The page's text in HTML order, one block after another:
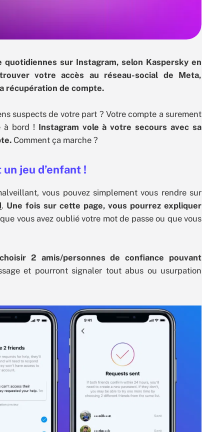
sur Instagram, selon Kaspersky en
votre accès au réseau-social de Meta,
récupération de compte.
suspects de votre part ? Votre compte a surement
à bord ! Instagram vole à votre secours avec sa
Comment ça marche ?
jeu d’enfant !
vous pouvez simplement vous rendre sur
. Une fois sur cette page, vous pourrez expliquer
vous avez oublié votre mot de passe ou que vous
choisir 2 amis/personnes de confiance pouvant
et pourront signaler tout abus ou usurpation